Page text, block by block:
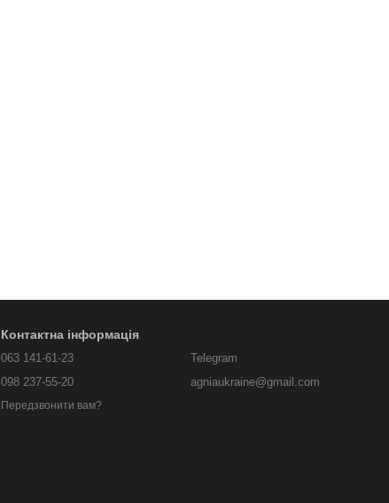
Контактна інформація
063 141-61-23
098 237-55-20
Передзвонити вам?
Telegram
agniaukraine@gmail.com